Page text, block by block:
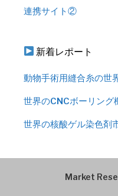
連携サイト②
新着レポート
動物手術用縫合糸の
世界のCNCボーリン
世界の核酸ゲル染色
Market